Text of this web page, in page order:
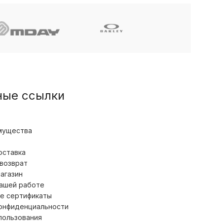
ссылки
работе
сертификаты